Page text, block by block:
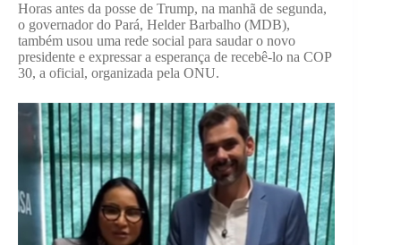
Horas antes da posse de Trump, na manhã de segunda,
o governador do Pará, Helder Barbalho (MDB),
também usou uma rede social para saudar o novo
presidente e expressar a esperança de recebê-lo na COP
30, a oficial, organizada pela ONU.